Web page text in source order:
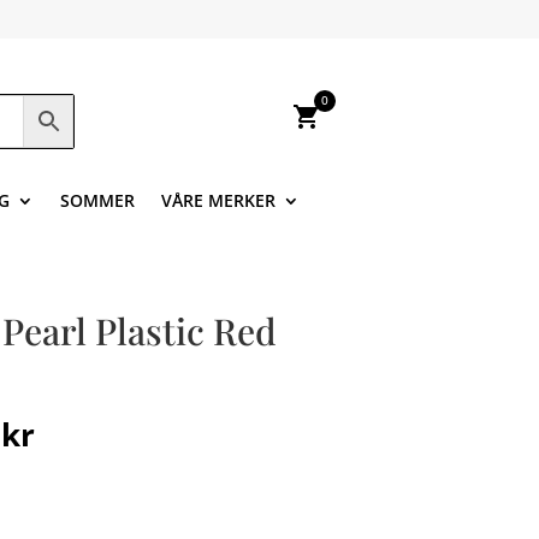
shopping_cart
0
SOMMER VÅRE MERKER
Plastic Red
krNåværende